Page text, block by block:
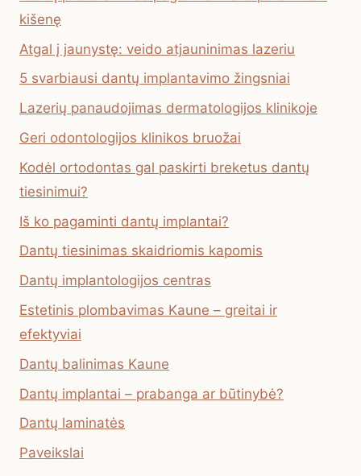
kišenę
Atgal į jaunystę: veido atjauninimas lazeriu
5 svarbiausi dantų implantavimo žingsniai
Lazerių panaudojimas dermatologijos klinikoje
Geri odontologijos klinikos bruožai
Kodėl ortodontas gal paskirti breketus dantų
tiesinimui?
Iš ko pagaminti dantų implantai?
Dantų tiesinimas skaidriomis kapomis
Dantų implantologijos centras
Estetinis plombavimas Kaune – greitai ir
efektyviai
Dantų balinimas Kaune
Dantų implantai – prabanga ar būtinybė?
Dantų laminatės
Paveikslai